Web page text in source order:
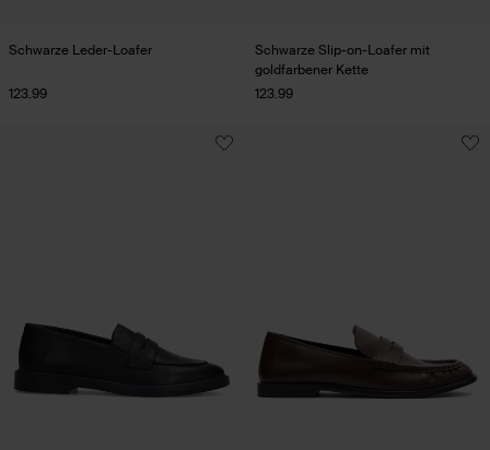
Schwarze Leder-Loafer
123.99
Schwarze Slip-on-Loafer mit
goldfarbener Kette
123.99